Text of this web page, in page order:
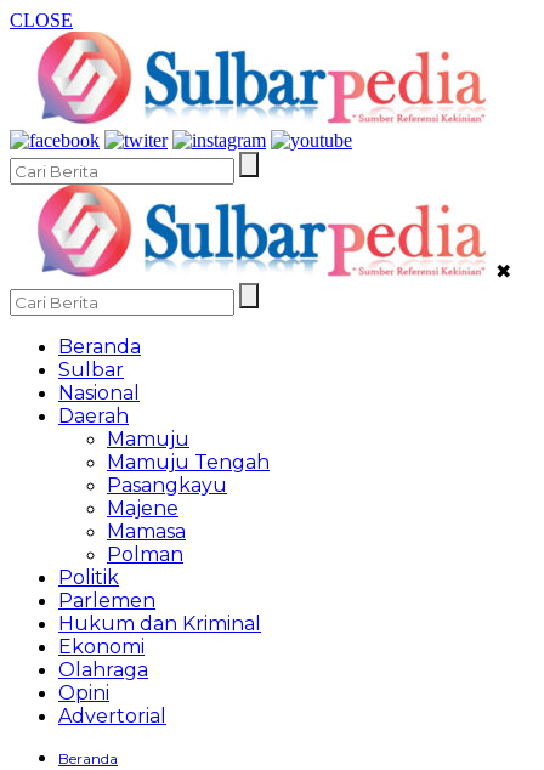
CLOSE
✖
Beranda
Sulbar
Nasional
Daerah
Mamuju
Mamuju Tengah
Pasangkayu
Majene
Mamasa
Polman
Politik
Parlemen
Hukum dan Kriminal
Ekonomi
Olahraga
Opini
Advertorial
Beranda